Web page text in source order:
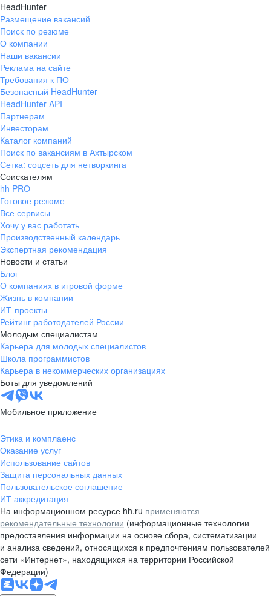
HeadHunter
Размещение вакансий
Поиск по резюме
О компании
Наши вакансии
Реклама на сайте
Требования к ПО
Безопасный HeadHunter
HeadHunter API
Партнерам
Инвесторам
Каталог компаний
Поиск по вакансиям в Ахтырском
Сетка: соцсеть для нетворкинга
Соискателям
hh PRO
Готовое резюме
Все сервисы
Хочу у вас работать
Производственный календарь
Экспертная рекомендация
Новости и статьи
Блог
О компаниях в игровой форме
Жизнь в компании
ИТ-проекты
Рейтинг работодателей России
Молодым специалистам
Карьера для молодых специалистов
Школа программистов
Карьера в некоммерческих организациях
Боты для уведомлений
Мобильное приложение
Этика и комплаенс
Оказание услуг
Использование сайтов
Защита персональных данных
Пользовательское соглашение
ИТ аккредитация
На информационном ресурсе hh.ru применяются
рекомендательные технологии (информационные технологии
предоставления информации на основе сбора, систематизации
и анализа сведений, относящихся к предпочтениям пользователей
сети «Интернет», находящихся на территории Российской
Федерации)